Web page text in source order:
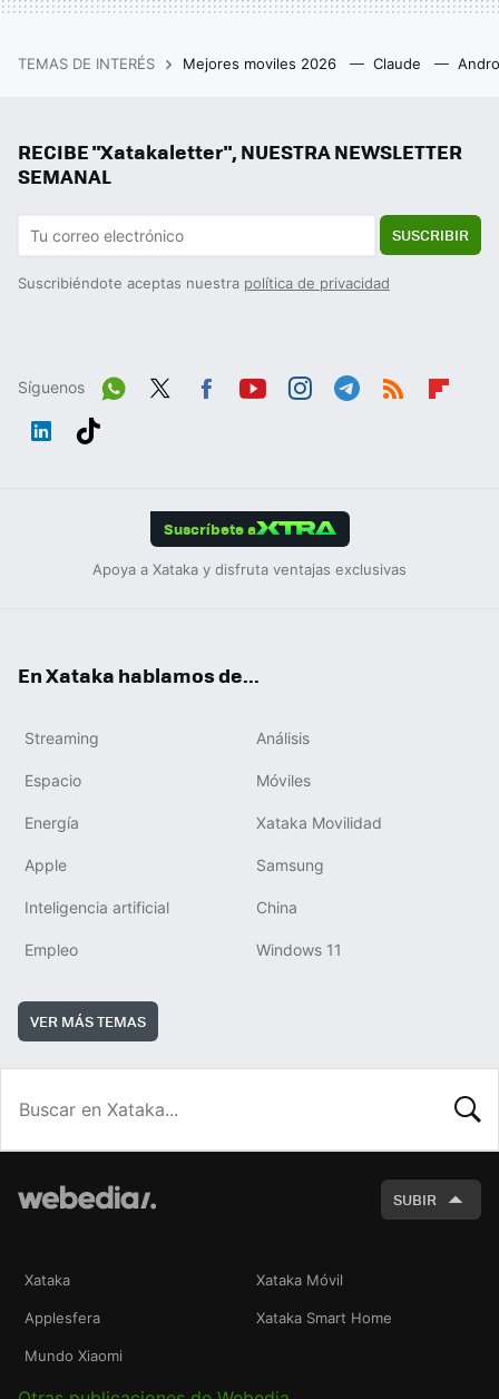
TEMAS DE INTERÉS Mejores moviles 2026 Claude
RECIBE "Xatakaletter", NUESTRA NEWSLETTER
SEMANAL
SUSCRIBIR
Suscribiéndote aceptas nuestra política de privacidad
Síguenos
Wh
Suscríbete a
Apoya a Xataka y disfruta ventajas exclusivas
En Xataka hablamos de...
Streaming Análisis
Espacio Móviles
Energía Xataka Movilidad
Apple Samsung
Inteligencia artificial China
Empleo Windows 11
VER MÁS TEMAS
SUBIR
Xataka Xataka Móvil
Applesfera Xataka Smart Home
Mundo Xiaomi